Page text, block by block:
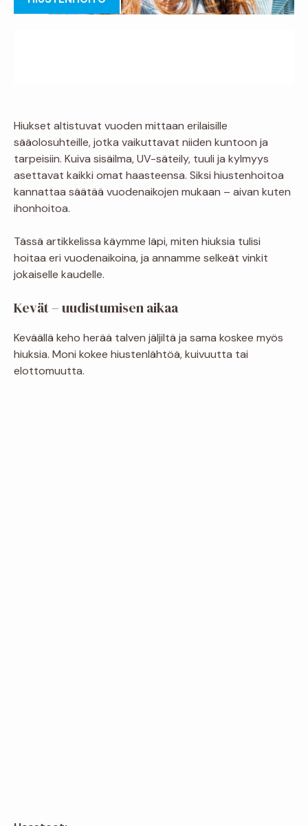
Hiukset altistuvat vuoden mittaan erilaisille
sääolosuhteille, jotka vaikuttavat niiden kuntoon ja
tarpeisiin. Kuiva sisäilma, UV-säteily, tuuli ja kylmyys
asettavat kaikki omat haasteensa. Siksi hiustenhoitoa
kannattaa säätää vuodenaikojen mukaan – aivan kuten
ihonhoitoa.
Tässä artikkelissa käymme läpi, miten hiuksia tulisi
hoitaa eri vuodenaikoina, ja annamme selkeät vinkit
jokaiselle kaudelle.
Kevät – uudistumisen aikaa
Keväällä keho herää talven jäljiltä ja sama koskee myös
hiuksia. Moni kokee hiustenlähtöä, kuivuutta tai
elottomuutta.